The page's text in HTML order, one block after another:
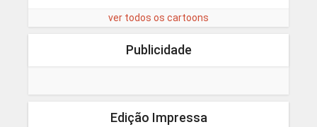
ver todos os cartoons
Publicidade
Edição Impressa